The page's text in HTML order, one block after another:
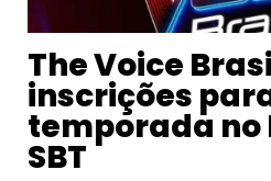
The Voice
inscrições
temporada no
SBT